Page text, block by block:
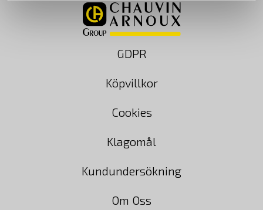
GDPR
Köpvillkor
Cookies
Klagomål
Kundundersökning
Om Oss